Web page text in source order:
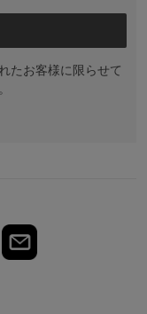
たお客様に限らせて